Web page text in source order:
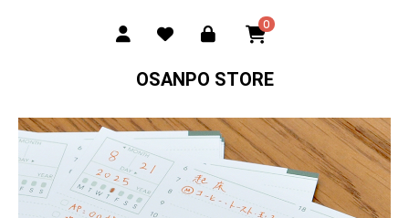
0
OSANPO STORE